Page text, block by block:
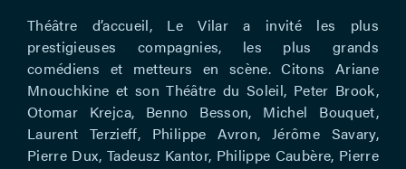
Théâtre d’accueil, Le Vilar a invité les plus
prestigieuses compagnies, les plus grands
comédiens et metteurs en scène. Citons Ariane
Mnouchkine et son Théâtre du Soleil, Peter Brook,
Otomar Krejca, Benno Besson, Michel Bouquet,
Laurent Terzieff, Philippe Avron, Jérôme Savary,
Pierre Dux, Tadeusz Kantor, Philippe Caubère, Pierre